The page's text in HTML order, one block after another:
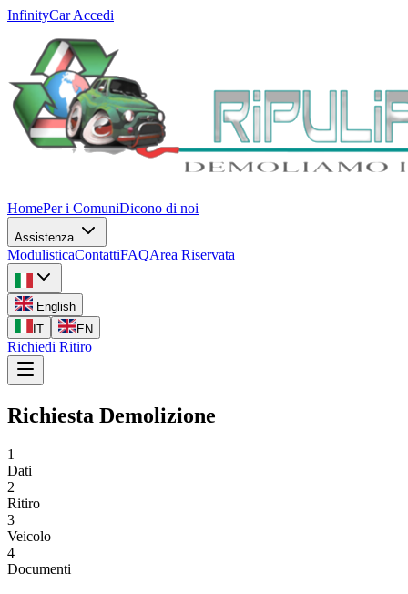
InfinityCarAccedi
HomePer i ComuniDicono di noi
Assistenza
ModulisticaContattiFAQArea Riservata
English
IT
EN
Richiedi Ritiro
Richiesta Demolizione
1
Dati
2
Ritiro
3
Veicolo
4
Documenti